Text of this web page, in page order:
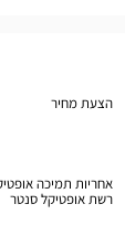
הצעת מחיר
אחריות תמיכה
רשת אופטיקל סנטר